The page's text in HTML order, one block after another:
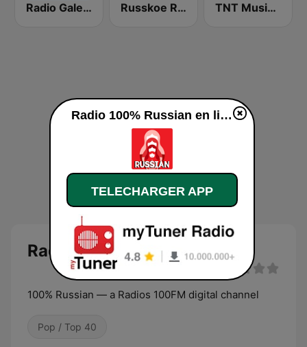
Radio Galey Israel (רדיו גלי ישראל) Russkoe Radio TNT Music Radio
Radio 100% Russian
100% Russian — a Radios 100FM digital channel
Pop / Top 40
Radio 100% Russian en ligne
TELECHARGER APP